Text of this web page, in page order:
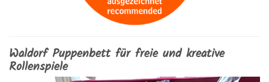
Waldorf Puppenbett für freie und kreative
Rollenspiele